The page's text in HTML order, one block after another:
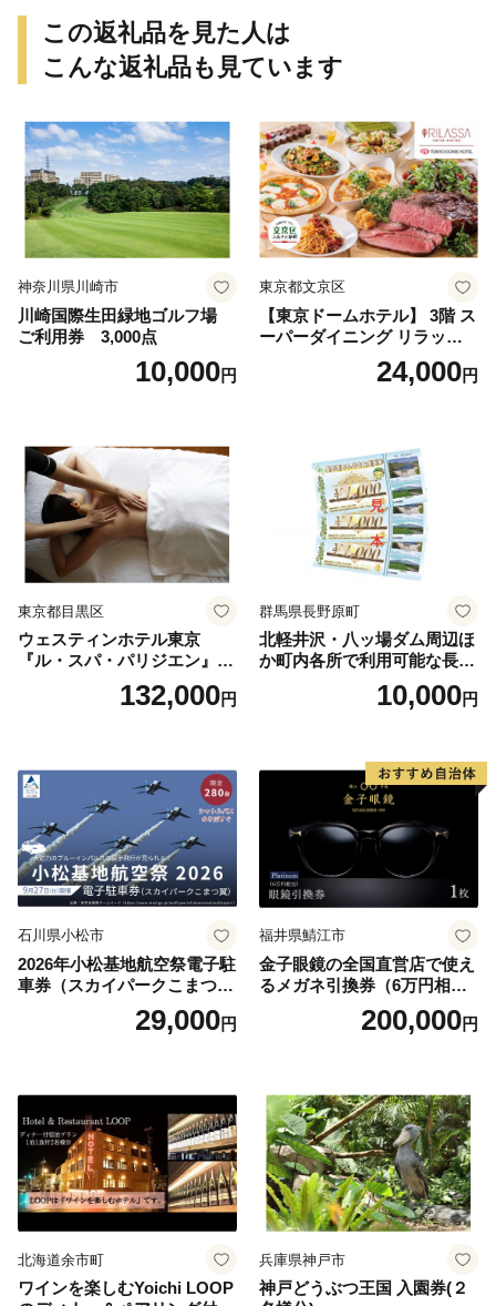
この返礼品を見た人は
こんな返礼品も見ています
神奈川県川崎市
川崎国際生田緑地ゴルフ場
ご利用券 3,000点
10,000円
東京都文京区
【東京ドームホテル】 3階 ス
ーパーダイニング リラッサ
ランチブッフェ お食事券 大
人1名様分 関東 東京 ご利用
24,000円
東京都目黒区
ウェスティンホテル東京
『ル・スパ・パリジエン』選
べるボディセラピー90分/1名
132,000円
群馬県長野原町
北軽井沢・八ッ場ダム周辺ほ
か町内各所で利用可能な長野
原町ふるさと感謝券（3,000
円分）【トラベル 観光 旅行
10,000円
石川県小松市
2026年小松基地航空祭電子駐
車券（スカイパークこまつ
翼） 駐車場 シャトルバスの
りばすぐ 石川県 小松市
29,000円
福井県鯖江市
金子眼鏡の全国直営店で使え
るメガネ引換券（6万円相
当） Platinum200,000円
北海道余市町
ワインを楽しむYoichi LOOP
兵庫県神戸市
神戸どうぶつ王国 入園券(２